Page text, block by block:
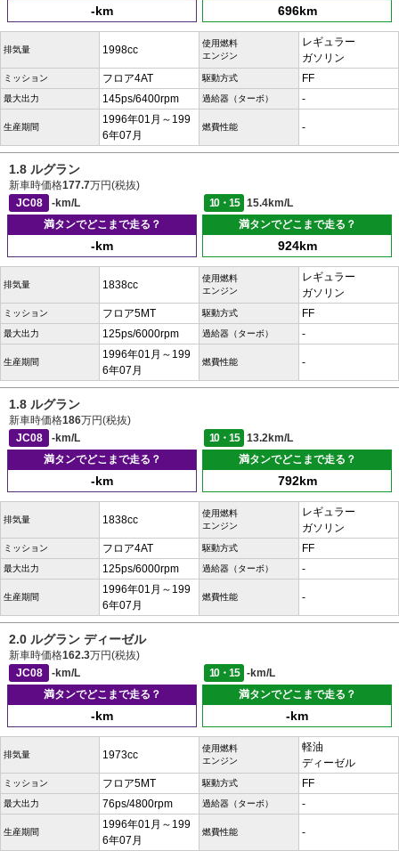
-km 696km
排気量 1998cc
使用燃料
エンジン
レギュラー
ガソリン
ミッション フロア4AT 駆動方式 FF
最大出力 145ps/6400rpm 過給器（ターボ） -
生産期間
1996年01月～199
6年07月
燃費性能 -
1.8 ルグラン
新車時価格177.7万円(税抜)
JC08
-km/L 10・15
15.4km/L
満タンでどこまで走る？
-km
満タンでどこまで走る？
924km
排気量 1838cc
使用燃料
エンジン
レギュラー
ガソリン
ミッション フロア5MT 駆動方式 FF
最大出力 125ps/6000rpm 過給器（ターボ） -
生産期間
1996年01月～199
6年07月
燃費性能 -
1.8 ルグラン
新車時価格186万円(税抜)
JC08
-km/L 10・15
13.2km/L
満タンでどこまで走る？
-km
満タンでどこまで走る？
792km
排気量 1838cc
使用燃料
エンジン
レギュラー
ガソリン
ミッション フロア4AT 駆動方式 FF
最大出力 125ps/6000rpm 過給器（ターボ） -
生産期間
1996年01月～199
6年07月
燃費性能 -
2.0 ルグラン ディーゼル
新車時価格162.3万円(税抜)
JC08
-km/L 10・15
-km/L
満タンでどこまで走る？
-km
満タンでどこまで走る？
-km
排気量 1973cc
使用燃料
エンジン
軽油
ディーゼル
ミッション フロア5MT 駆動方式 FF
最大出力 76ps/4800rpm 過給器（ターボ） -
生産期間
1996年01月～199
6年07月
燃費性能 -